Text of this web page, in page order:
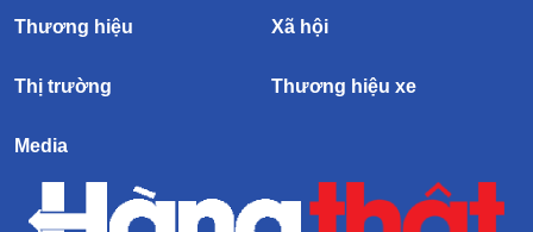
Thương hiệu Xã hội
Thị trường Thương hiệu xe
Media